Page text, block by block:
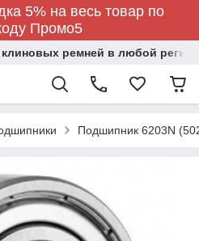
5% на весь товар по
Промо5
ремней в любой регион
Подшипник 6203N